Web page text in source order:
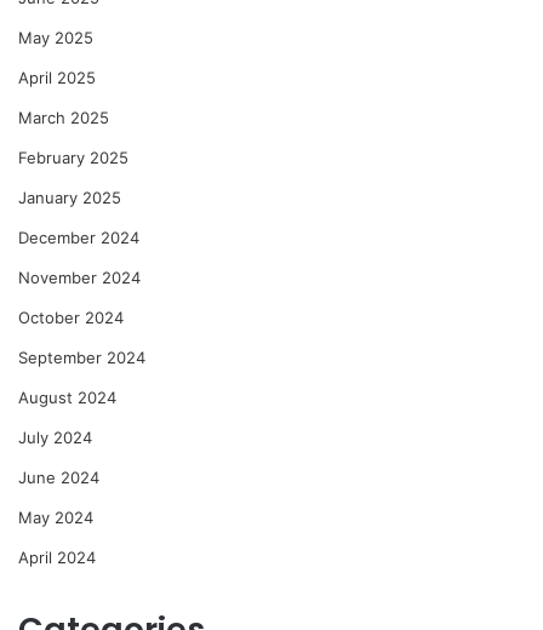
May 2025
April 2025
March 2025
February 2025
January 2025
December 2024
November 2024
October 2024
September 2024
August 2024
July 2024
June 2024
May 2024
April 2024